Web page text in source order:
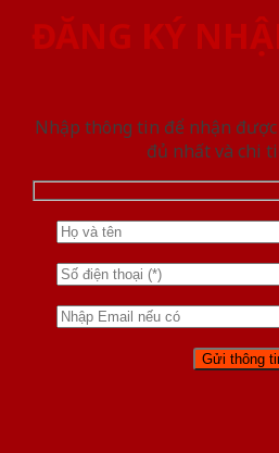
ĐĂNG KÝ
Nhập thông tin để nhận
đủ nhất và chi